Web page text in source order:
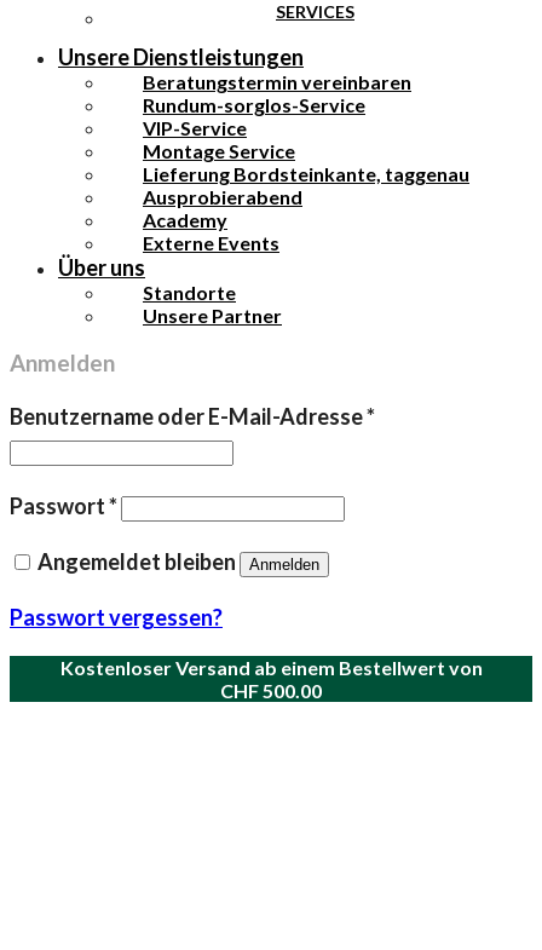
SERVICES
Unsere Dienstleistungen
Beratungstermin vereinbaren
Rundum-sorglos-Service
VIP-Service
Montage Service
Lieferung Bordsteinkante, taggenau
Ausprobierabend
Academy
Externe Events
Über uns
Standorte
Unsere Partner
Anmelden
Benutzername oder E-Mail-Adresse*
Passwort*Erforderlich
Angemeldet bleiben Anmelden
Passwort vergessen?
Kostenloser Versand ab einem Bestellwert von
CHF500.00